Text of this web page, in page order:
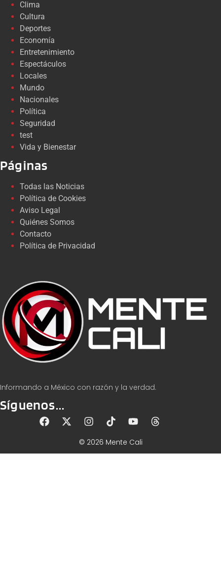
Informando a México con razón y la verdad.
Síguenos...
Clima
Cultura
Deportes
Economía
Entretenimiento
Espectáculos
Locales
Mundo
Nacionales
Política
Seguridad
test
Vida y Bienestar
Páginas
Todas las Noticias
Política de Cookies
Aviso Legal
Quiénes Somos
Contacto
Política de Privacidad
© 2026 Mente Cali